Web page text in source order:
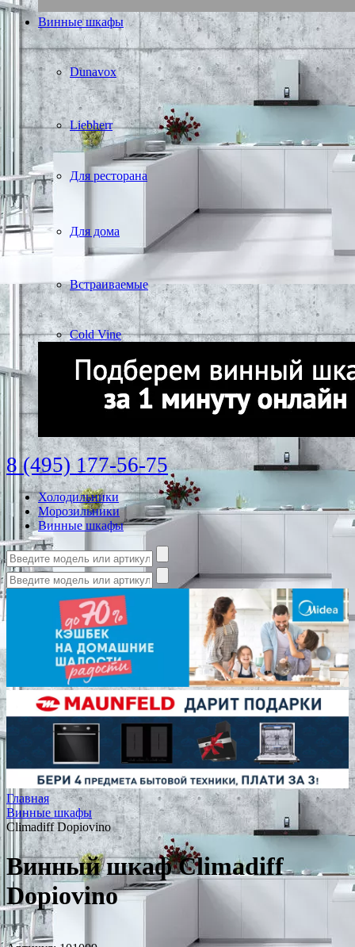
Винные шкафы
Dunavox
Liebherr
Для ресторана
Для дома
Встраиваемые
Cold Vine
8 (495) 177-56-75
Холодильники
Морозильники
Винные шкафы
Главная
Винные шкафы
Climadiff Dopiovino
Винный шкаф Climadiff
Dopiovino